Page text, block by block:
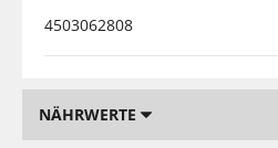
4503062808
NÄHRWERTE